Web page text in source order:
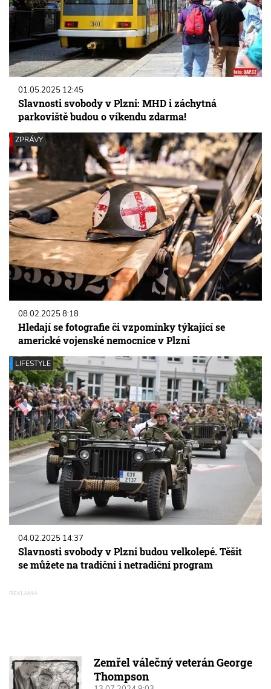
01.05.2025 12:45
Slavnosti svobody v Plzni: MHD i záchytná
parkoviště budou o víkendu zdarma!
ZPRÁVY
08.02.2025 8:18
Hledají se fotografie či vzpomínky týkající se
americké vojenské nemocnice v Plzni
LIFESTYLE
04.02.2025 14:37
Slavnosti svobody v Plzni budou velkolepé. Těšit
se můžete na tradiční i netradiční program
Zemřel válečný veterán George
Thompson